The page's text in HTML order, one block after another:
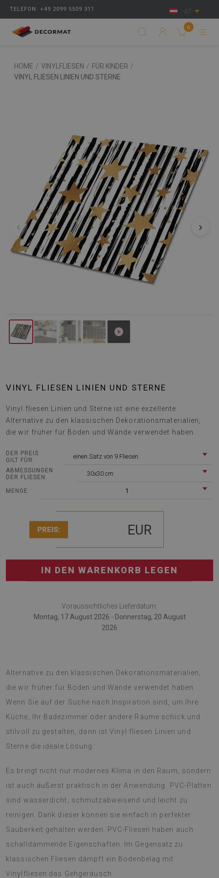
TELEFON: +49 2099 5509 311 AT
0
HOME / VINYLFLIESEN / FÜR KINDER /
VINYL FLIESEN LINIEN UND STERNE
‹ ›
VINYL FLIESEN LINIEN UND STERNE
Vinyl fliesen Linien und Sterne ist eine exzellente
Alternative zu den klassischen Dekorationsmaterialien,
die wir früher für Böden und Wände verwendet haben.
DER PREIS
GILT FÜR:
einen Satz von 9 Fliesen
ABMESSUNGEN
DER FLIESEN:
30x30 cm
MENGE: 1
PREIS: EUR
IN DEN WARENKORB LEGEN
Voraussichtliches Lieferdatum:
Montag, 17 August 2026 - Donnerstag, 20 August
2026
Alternative zu den klassischen Dekorationsmaterialien,
die wir früher für Böden und Wände verwendet haben.
Wenn Sie auf der Suche nach Inspiration sind, um Ihre
Küche, Ihr Badezimmer oder andere Räume schick und
stilvoll zu gestalten, dann ist Vinyl fliesen Linien und
Sterne die ideale Lösung.
Es bringt nicht nur modernes Klima in den Raum, sondern
ist auch äußerst praktisch in der Anwendung. PVC-Platten
sind wasserdicht, schmutzabweisend und leicht zu
reinigen. Dank dieser können sie einfach in perfekter
Sauberkeit gehalten werden. PVC-Fliesen haben auch
schalldämmende Eigenschaften. Im Gegensatz zu
klassischen Fliesen dämpft ein Bodenbelag mit
Vinylfliesen das Gehgeräusch.